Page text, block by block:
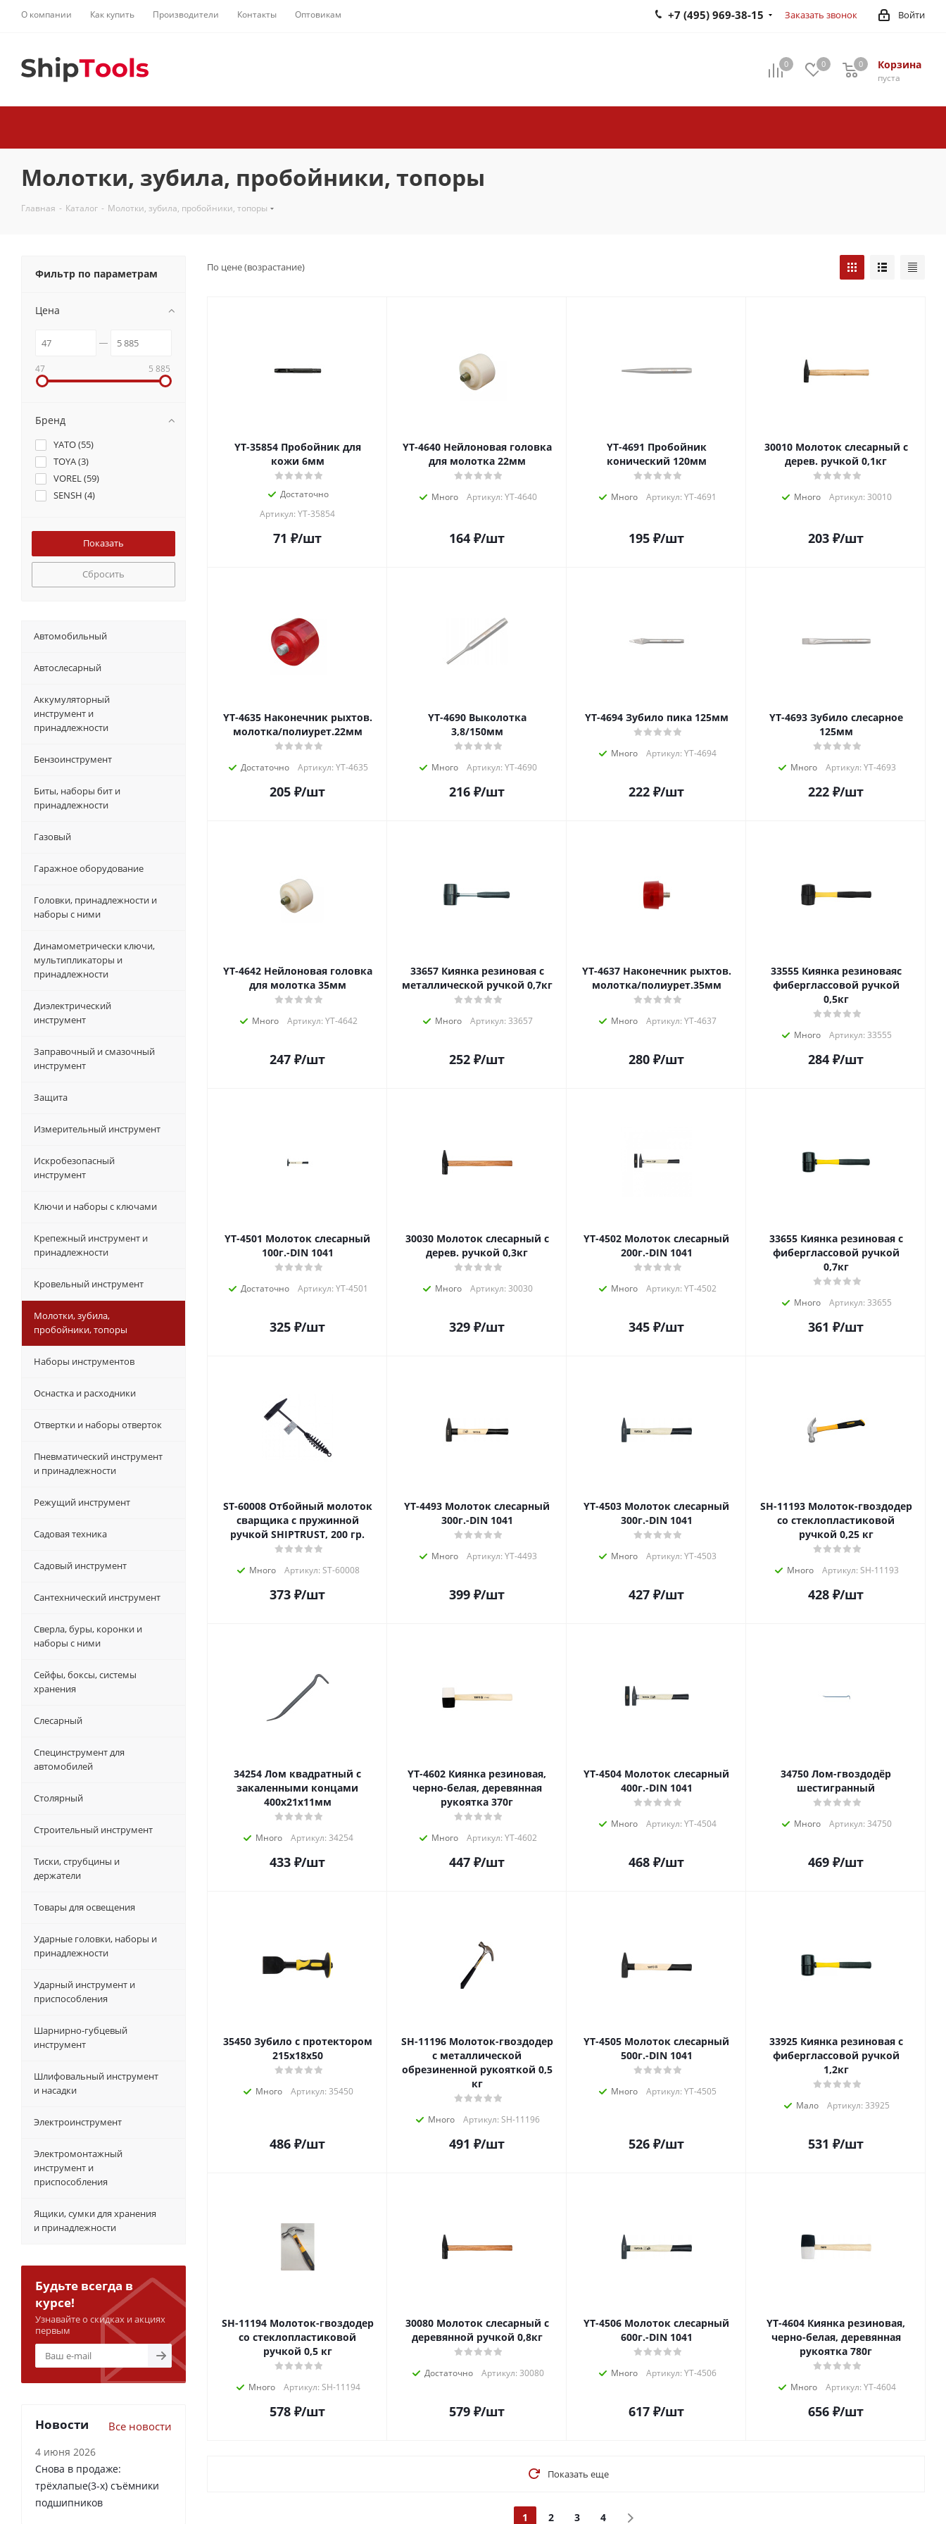
О компании Как купить Производители Контакты Оптовикам Войти
+7 (495) 969-38-15 Заказать звонок
0 0 Корзина
0
пуста
0
Молотки, зубила, пробойники, топоры
Главная - Каталог - Молотки, зубила, пробойники, топоры
По цене (возрастание)
YT-35854 Пробойник для
кожи 6мм
Достаточно
Артикул: YT-35854
71 ₽/шт
YT-4640 Нейлоновая головка
для молотка 22мм
Много Артикул: YT-4640
164 ₽/шт
YT-4691 Пробойник
конический 120мм
Много Артикул: YT-4691
195 ₽/шт
30010 Молоток слесарный с
дерев. ручкой 0,1кг
Много Артикул: 30010
203 ₽/шт
YT-4635 Наконечник рыхтов.
молотка/полиурет.22мм
Достаточно Артикул: YT-4635
205 ₽/шт
YT-4690 Выколотка
3,8/150мм
Много Артикул: YT-4690
216 ₽/шт
YT-4694 Зубило пика 125мм
Много Артикул: YT-4694
222 ₽/шт
YT-4693 Зубило слесарное
125мм
Много Артикул: YT-4693
222 ₽/шт
YT-4642 Нейлоновая головка
для молотка 35мм
Много Артикул: YT-4642
247 ₽/шт
33657 Киянка резиновая с
металлической ручкой 0,7кг
Много Артикул: 33657
252 ₽/шт
YT-4637 Наконечник рыхтов.
молотка/полиурет.35мм
Много Артикул: YT-4637
280 ₽/шт
33555 Киянка резиноваяс
фиберглассовой ручкой
0,5кг
Много Артикул: 33555
284 ₽/шт
YT-4501 Молоток слесарный
100г.-DIN 1041
Достаточно Артикул: YT-4501
325 ₽/шт
30030 Молоток слесарный с
дерев. ручкой 0,3кг
Много Артикул: 30030
329 ₽/шт
YT-4502 Молоток слесарный
200г.-DIN 1041
Много Артикул: YT-4502
345 ₽/шт
33655 Киянка резиновая с
фиберглассовой ручкой
0,7кг
Много Артикул: 33655
361 ₽/шт
ST-60008 Отбойный молоток
сварщика с пружинной
ручкой SHIPTRUST, 200 гр.
Много Артикул: ST-60008
373 ₽/шт
YT-4493 Молоток слесарный
300г.-DIN 1041
Много Артикул: YT-4493
399 ₽/шт
YT-4503 Молоток слесарный
300г.-DIN 1041
Много Артикул: YT-4503
427 ₽/шт
SH-11193 Молоток-гвоздодер
со стеклопластиковой
ручкой 0,25 кг
Много Артикул: SH-11193
428 ₽/шт
34254 Лом квадратный с
закаленными концами
400х21х11мм
Много Артикул: 34254
433 ₽/шт
YT-4602 Киянка резиновая,
черно-белая, деревянная
рукоятка 370г
Много Артикул: YT-4602
447 ₽/шт
YT-4504 Молоток слесарный
400г.-DIN 1041
Много Артикул: YT-4504
468 ₽/шт
34750 Лом-гвоздодёр
шестигранный
Много Артикул: 34750
469 ₽/шт
35450 Зубило с протектором
215х18х50
Много Артикул: 35450
486 ₽/шт
SH-11196 Молоток-гвоздодер
с металлической
обрезиненной рукояткой 0,5
кг
Много Артикул: SH-11196
491 ₽/шт
YT-4505 Молоток слесарный
500г.-DIN 1041
Много Артикул: YT-4505
526 ₽/шт
33925 Киянка резиновая с
фиберглассовой ручкой
1,2кг
Мало Артикул: 33925
531 ₽/шт
SH-11194 Молоток-гвоздодер
со стеклопластиковой
ручкой 0,5 кг
Много Артикул: SH-11194
578 ₽/шт
30080 Молоток слесарный с
деревянной ручкой 0,8кг
Достаточно Артикул: 30080
579 ₽/шт
YT-4506 Молоток слесарный
600г.-DIN 1041
Много Артикул: YT-4506
617 ₽/шт
YT-4604 Киянка резиновая,
черно-белая, деревянная
рукоятка 780г
Много Артикул: YT-4604
656 ₽/шт
Показать еще
1 2 3 4
Фильтр по параметрам
Цена
47 5 885
Бренд
YATO (55)
TOYA (3)
VOREL (59)
SENSH (4)
Сбросить
Автомобильный
Автослесарный
Аккумуляторный
инструмент и
принадлежности
Бензоинструмент
Биты, наборы бит и
принадлежности
Газовый
Гаражное оборудование
Головки, принадлежности и
наборы с ними
Динамометрически ключи,
мультипликаторы и
принадлежности
Диэлектрический
инструмент
Заправочный и смазочный
инструмент
Защита
Измерительный инструмент
Искробезопасный
инструмент
Ключи и наборы с ключами
Крепежный инструмент и
принадлежности
Кровельный инструмент
Молотки, зубила,
пробойники, топоры
Наборы инструментов
Оснастка и расходники
Отвертки и наборы отверток
Пневматический инструмент
и принадлежности
Режущий инструмент
Садовая техника
Садовый инструмент
Сантехнический инструмент
Сверла, буры, коронки и
наборы с ними
Сейфы, боксы, системы
хранения
Слесарный
Специнструмент для
автомобилей
Столярный
Строительный инструмент
Тиски, струбцины и
держатели
Товары для освещения
Ударные головки, наборы и
принадлежности
Ударный инструмент и
приспособления
Шарнирно-губцевый
инструмент
Шлифовальный инструмент
и насадки
Электроинструмент
Электромонтажный
инструмент и
приспособления
Ящики, сумки для хранения
и принадлежности
Будьте всегда в
курсе!
Узнавайте о скидках и акциях
первым
Новости Все новости
4 июня 2026
Снова в продаже:
трёхлапые(3-х) съёмники
подшипников